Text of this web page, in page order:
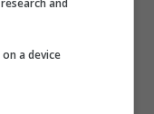
and
a device